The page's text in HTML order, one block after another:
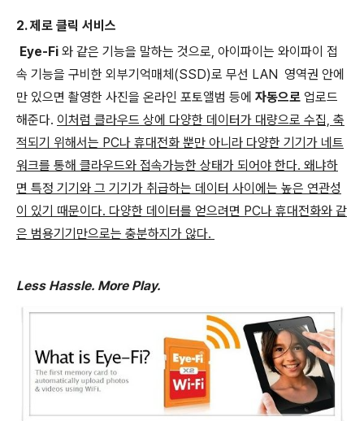
2. 제로 클릭 서비스
Eye-Fi 와 같은 기능을 말하는 것으로, 아이파이는 와이파이 접
속 기능을 구비한 외부기억매체(SSD)로 무선 LAN 영역권 안에
만 있으면 촬영한 사진을 온라인 포토앨범 등에 자동으로 업로드
해준다. 이처럼 클라우드 상에 다양한 데이터가 대량으로 수집, 축
적되기 위해서는 PC나 휴대전화 뿐만 아니라 다양한 기기가 네트
워크를 통해 클라우드와 접속가능한 상태가 되어야 한다. 왜냐하
면 특정 기기와 그 기기가 취급하는 데이터 사이에는 높은 연관성
이 있기 때문이다. 다양한 데이터를 얻으려면 PC나 휴대전화와 같
은 범용기기만으로는 충분하지가 않다.
Less Hassle. More Play.